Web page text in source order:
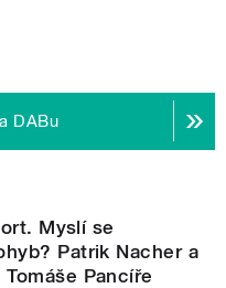
DABu
Myslí se
Patrik Nacher a
Pancíře